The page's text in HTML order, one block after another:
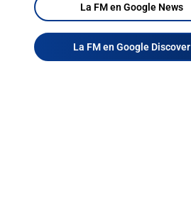
La FM en Google News
La FM en Google Discover